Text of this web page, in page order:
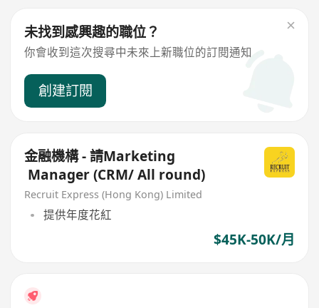
未找到感興趣的職位？
你會收到這次搜尋中未來上新職位的訂閱通知
創建訂閱
金融機構 - 請Marketing
Manager (CRM/ All round)
Recruit Express (Hong Kong) Limited
提供年度花紅
$45K-50K/月